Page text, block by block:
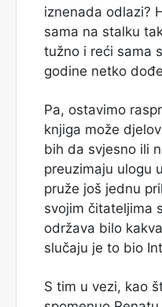
iznenada odlazi?
sama na stalku
tužno i reći sama
godine netko
Pa, ostavimo
knjiga može
bih da svjesno ili
preuzimaju ulogu
pruže još jednu
svojim čitateljima
održava bilo
slučaju je to bio
S tim u vezi, kao